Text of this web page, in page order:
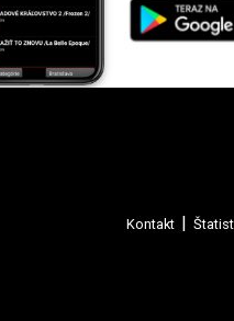
Kontakt